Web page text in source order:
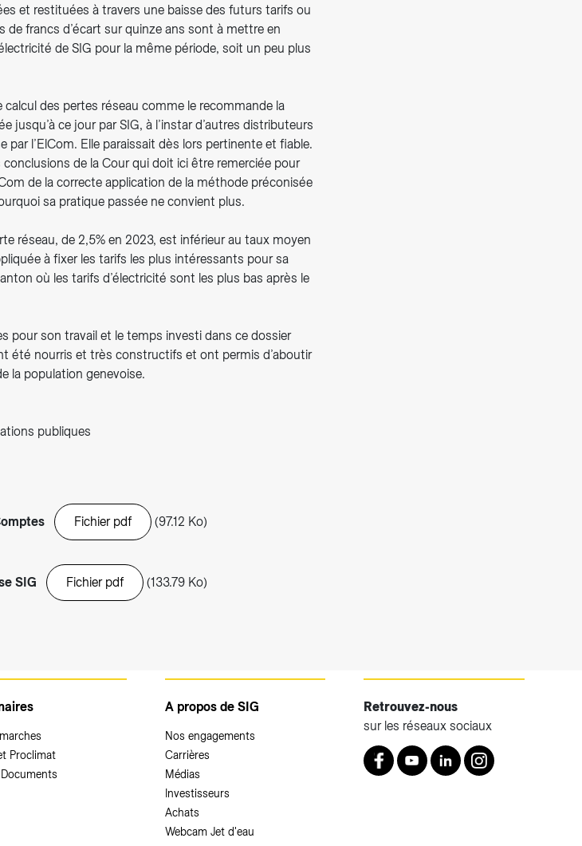
et restituées à travers une baisse des futurs tarifs ou
de francs d’écart sur quinze ans sont à mettre en
de SIG pour la même période, soit un peu plus
des pertes réseau comme le recommande la
ce jour par SIG, à l’instar d’autres distributeurs
par l’ElCom. Elle paraissait dès lors pertinente et fiable.
de la Cour qui doit ici être remerciée pour
de la correcte application de la méthode préconisée
sa pratique passée ne convient plus.
réseau, de 2,5% en 2023, est inférieur au taux moyen
à fixer les tarifs les plus intéressants pour sa
où les tarifs d’électricité sont les plus bas après le
pour son travail et le temps investi dans ce dossier
été nourris et très constructifs et ont permis d’aboutir
la population genevoise.
publiques
Fichier pdf (97.12 Ko)
SIG Fichier pdf (133.79 Ko)
Proclimat
A propos de SIG
Nos engagements
Carrières
Médias
Investisseurs
Achats
Webcam Jet d'eau
Retrouvez-nous
sur les réseaux sociaux
Retrouvez nous sur Facebook
YoutubeLinkedInInstagram